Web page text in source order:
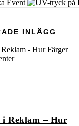
INLÄGG
i Reklam – Hur